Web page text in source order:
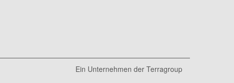
Ein Unternehmen der Terragroup